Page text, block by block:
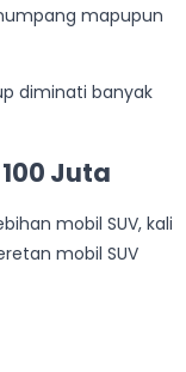
mapupun
diminati banyak
Juta
mobil SUV, kali
mobil SUV